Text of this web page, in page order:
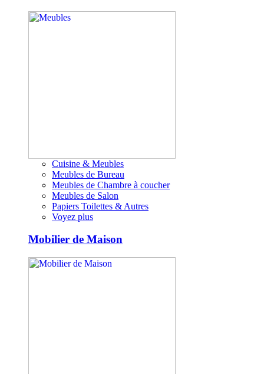
Cuisine & Meubles
Meubles de Bureau
Meubles de Chambre à coucher
Meubles de Salon
Papiers Toilettes & Autres
Voyez plus
Mobilier de Maison